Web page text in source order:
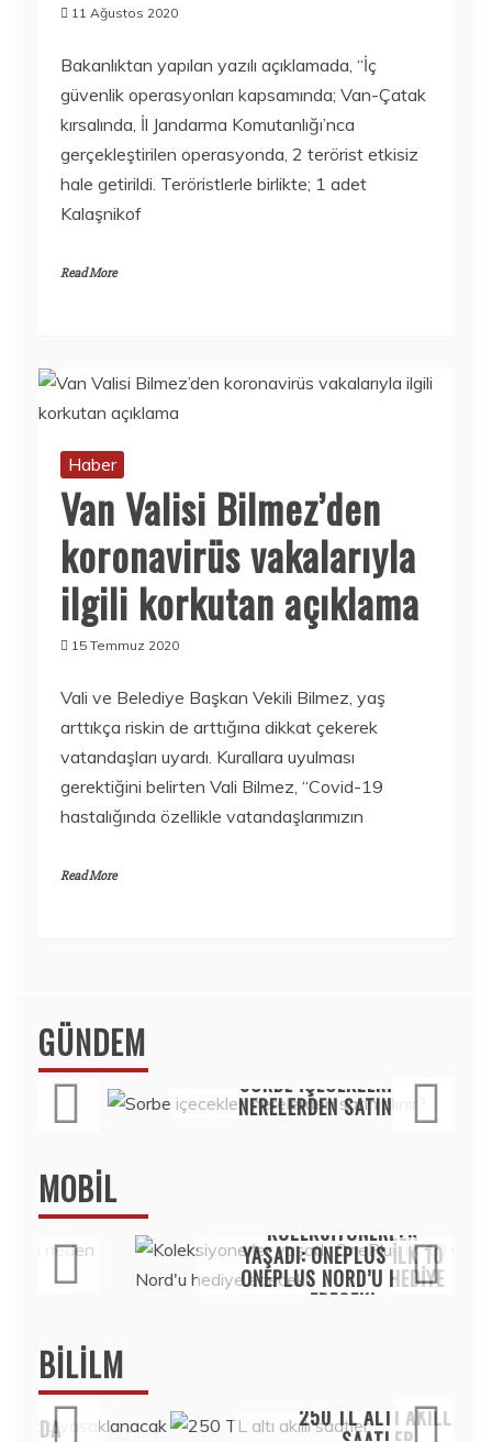
11 Ağustos 2020
Bakanlıktan yapılan yazılı açıklamada, “İç
güvenlik operasyonları kapsamında; Van-Çatak
kırsalında, İl Jandarma Komutanlığı’nca
gerçekleştirilen operasyonda, 2 terörist etkisiz
hale getirildi. Teröristlerle birlikte; 1 adet
Kalaşnikof
Read More
Haber
Van Valisi Bilmez’den
koronavirüs vakalarıyla
ilgili korkutan açıklama
15 Temmuz 2020
Vali ve Belediye Başkan Vekili Bilmez, yaş
arttıkça riskin de arttığına dikkat çekerek
vatandaşları uyardı. Kurallara uyulması
gerektiğini belirten Vali Bilmez, “Covid-19
hastalığında özellikle vatandaşlarımızın
Read More
GÜNDEM
SORBE IÇECEKLERI
NERELERDEN SATIN
MOBIL
KOLEKSIYONERLER
YAŞADI: ONEPLUS ILK 10
ONEPLUS NORD’U HEDIYE
BILILM
250 TL ALTI AKILLI